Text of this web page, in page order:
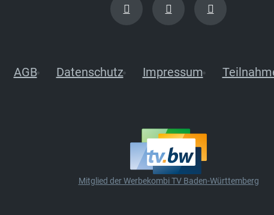
AGB Datenschutz Impressum
Mitglied der Werbekombi TV Baden-Württemberg